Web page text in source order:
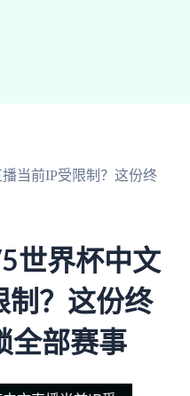
当前IP受限制？这份终
世界杯中文
制？这份终
全部赛事